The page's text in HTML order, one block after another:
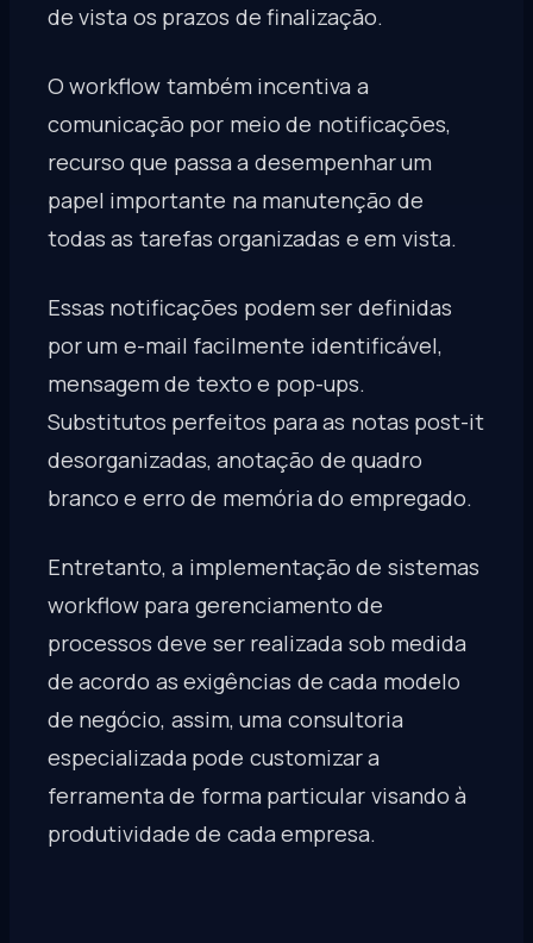
de vista os prazos de finalização.
O workflow também incentiva a
comunicação por meio de notificações,
recurso que passa a desempenhar um
papel importante na manutenção de
todas as tarefas organizadas e em vista.
Essas notificações podem ser definidas
por um e-mail facilmente identificável,
mensagem de texto e pop-ups.
Substitutos perfeitos para as notas post-it
desorganizadas, anotação de quadro
branco e erro de memória do empregado.
Entretanto, a implementação de sistemas
workflow para gerenciamento de
processos deve ser realizada sob medida
de acordo as exigências de cada modelo
de negócio, assim, uma consultoria
especializada pode customizar a
ferramenta de forma particular visando à
produtividade de cada empresa.